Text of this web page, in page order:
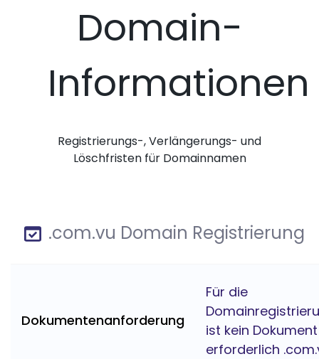
Domain-
Informationen
Registrierungs-, Verlängerungs- und
Löschfristen für Domainnamen
.com.vu Domain Registrierung
Dokumentenanforderung
Für die
ist kein Dokument
erforderlich